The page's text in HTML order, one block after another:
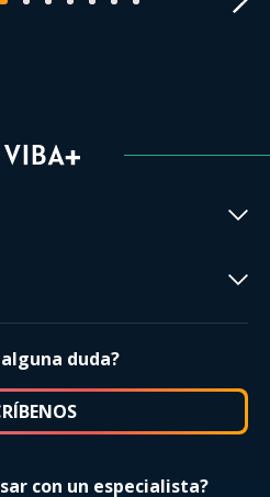
duda?
con un especialista?